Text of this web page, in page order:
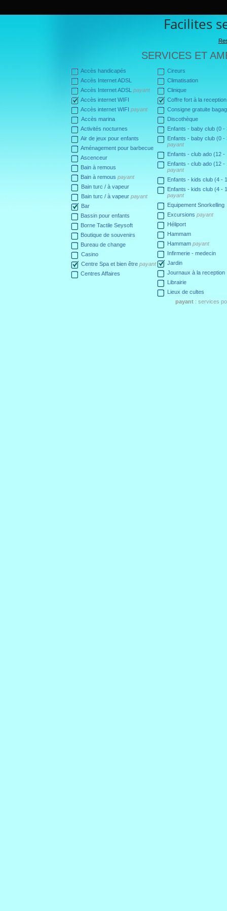
Facilites
SERVICES ET
Accès handicapés
Accès Internet ADSL
Accès Internet ADSL payant
Accès internet WIFI
Accès internet WIFI payant
Accès marina
Activités nocturnes
Air de jeux pour enfants
Aménagement pour barbecue
Ascenceur
Bain à remous
Bain à remous payant
Bain turc / à vapeur
Bain turc / à vapeur payant
Bar
Bassin pour enfants
Borne Tactile Seysoft
Boutique de souvenirs
Bureau de change
Casino
Centre Spa et bien être payant
Centres Affaires
Cireurs
Climatisation
Clinique
Coffre fort à la reception
Consigne gratuite
Discothèque
Enfants - baby club (0 -
Enfants - baby club (0 -
payant
Enfants - club ado (12 -
Enfants - club ado (12 -
payant
Enfants - kids club (4 -
Enfants - kids club (4 -
payant
Equipement Snorkelling
Excursions payant
Héliport
Hammam
Hammam payant
Infirmerie - medecin
Jardin
Journaux à la reception
Librairie
Lieux de cultes
payant : services